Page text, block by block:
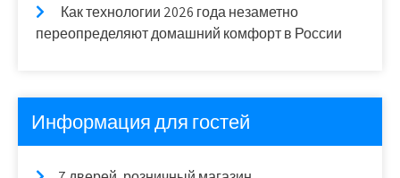
Как технологии 2026 года незаметно
переопределяют домашний комфорт в России
Информация для гостей